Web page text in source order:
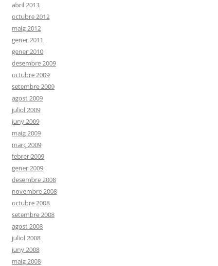
abril 2013
octubre 2012
maig 2012
gener 2011
gener 2010
desembre 2009
octubre 2009
setembre 2009
agost 2009
juliol 2009
juny 2009
maig 2009
març 2009
febrer 2009
gener 2009
desembre 2008
novembre 2008
octubre 2008
setembre 2008
agost 2008
juliol 2008
juny 2008
maig 2008